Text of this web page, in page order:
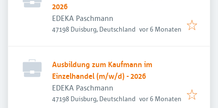
2026
EDEKA Paschmann
47198 Duisburg, Deutschland Veröffentlicht:
vor 6 Monaten
Ausbildung zum Kaufmann im
Einzelhandel (m/w/d) - 2026
EDEKA Paschmann
47198 Duisburg, Deutschland Veröffentlicht:
vor 6 Monaten